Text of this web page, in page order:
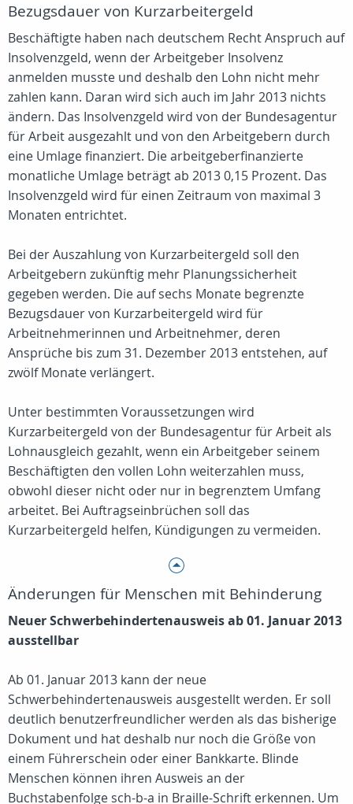
Bezugsdauer von Kurzarbeitergeld
Beschäftigte haben nach deutschem Recht Anspruch auf
Insolvenzgeld, wenn der Arbeitgeber Insolvenz
anmelden musste und deshalb den Lohn nicht mehr
zahlen kann. Daran wird sich auch im Jahr 2013 nichts
ändern. Das Insolvenzgeld wird von der Bundesagentur
für Arbeit ausgezahlt und von den Arbeitgebern durch
eine Umlage finanziert. Die arbeitgeberfinanzierte
monatliche Umlage beträgt ab 2013 0,15 Prozent. Das
Insolvenzgeld wird für einen Zeitraum von maximal 3
Monaten entrichtet.
Bei der Auszahlung von Kurzarbeitergeld soll den
Arbeitgebern zukünftig mehr Planungssicherheit
gegeben werden. Die auf sechs Monate begrenzte
Bezugsdauer von Kurzarbeitergeld wird für
Arbeitnehmerinnen und Arbeitnehmer, deren
Ansprüche bis zum 31. Dezember 2013 entstehen, auf
zwölf Monate verlängert.
Unter bestimmten Voraussetzungen wird
Kurzarbeitergeld von der Bundesagentur für Arbeit als
Lohnausgleich gezahlt, wenn ein Arbeitgeber seinem
Beschäftigten den vollen Lohn weiterzahlen muss,
obwohl dieser nicht oder nur in begrenztem Umfang
arbeitet. Bei Auftragseinbrüchen soll das
Kurzarbeitergeld helfen, Kündigungen zu vermeiden.
Änderungen für Menschen mit Behinderung
Neuer Schwerbehindertenausweis ab 01. Januar 2013
ausstellbar
Ab 01. Januar 2013 kann der neue
Schwerbehindertenausweis ausgestellt werden. Er soll
deutlich benutzerfreundlicher werden als das bisherige
Dokument und hat deshalb nur noch die Größe von
einem Führerschein oder einer Bankkarte. Blinde
Menschen können ihren Ausweis an der
Buchstabenfolge sch-b-a in Braille-Schrift erkennen. Um